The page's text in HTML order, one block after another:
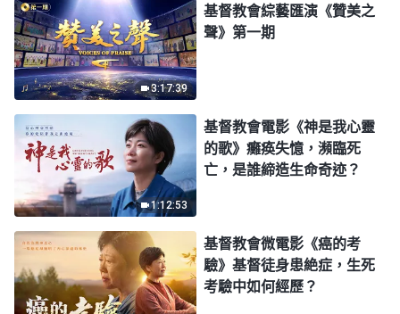
3:17:39
基督教會綜藝匯演《贊美之
聲》第一期
1:12:53
基督教會電影《神是我心靈
的歌》癱痪失憶，瀕臨死
亡，是誰締造生命奇迹？
基督教會微電影《癌的考
驗》基督徒身患絶症，生死
考驗中如何經歷？